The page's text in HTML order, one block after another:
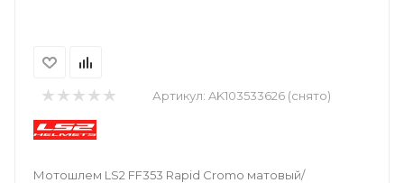
Артикул: AK103533626 (снято)
Мотошлем LS2 FF353 Rapid Cromo матовый/